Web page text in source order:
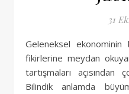
31
Geleneksel ekonominin büyümeye dair kalıplaşmış
fikirlerine meydan
tartışmaları
Bilindik anlamda